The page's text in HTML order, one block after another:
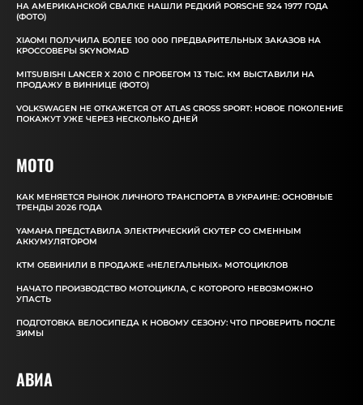
НА АМЕРИКАНСКОЙ СВАЛКЕ НАШЛИ РЕДКИЙ PORSCHE 924 1977 ГОДА
(ФОТО)
XIAOMI ПОЛУЧИЛА БОЛЕЕ 100 000 ПРЕДВАРИТЕЛЬНЫХ ЗАКАЗОВ НА
КРОССОВЕРЫ SKYNOMAD
MITSUBISHI LANCER X 2010 С ПРОБЕГОМ 13 ТЫС. КМ ВЫСТАВИЛИ НА
ПРОДАЖУ В ВИННИЦЕ (ФОТО)
VOLKSWAGEN НЕ ОТКАЖЕТСЯ ОТ ATLAS CROSS SPORT: НОВОЕ ПОКОЛЕНИЕ
ПОКАЖУТ УЖЕ ЧЕРЕЗ НЕСКОЛЬКО ДНЕЙ
MOTO
КАК МЕНЯЕТСЯ РЫНОК ЛИЧНОГО ТРАНСПОРТА В УКРАИНЕ: ОСНОВНЫЕ
ТРЕНДЫ 2026 ГОДА
YAMAHA ПРЕДСТАВИЛА ЭЛЕКТРИЧЕСКИЙ СКУТЕР СО СМЕННЫМ
АККУМУЛЯТОРОМ
КТМ ОБВИНИЛИ В ПРОДАЖЕ «НЕЛЕГАЛЬНЫХ» МОТОЦИКЛОВ
НАЧАТО ПРОИЗВОДСТВО МОТОЦИКЛА, С КОТОРОГО НЕВОЗМОЖНО
УПАСТЬ
ПОДГОТОВКА ВЕЛОСИПЕДА К НОВОМУ СЕЗОНУ: ЧТО ПРОВЕРИТЬ ПОСЛЕ
ЗИМЫ
АВИА